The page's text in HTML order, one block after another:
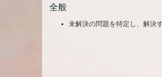
全般
未解決の問題を特定し、解決